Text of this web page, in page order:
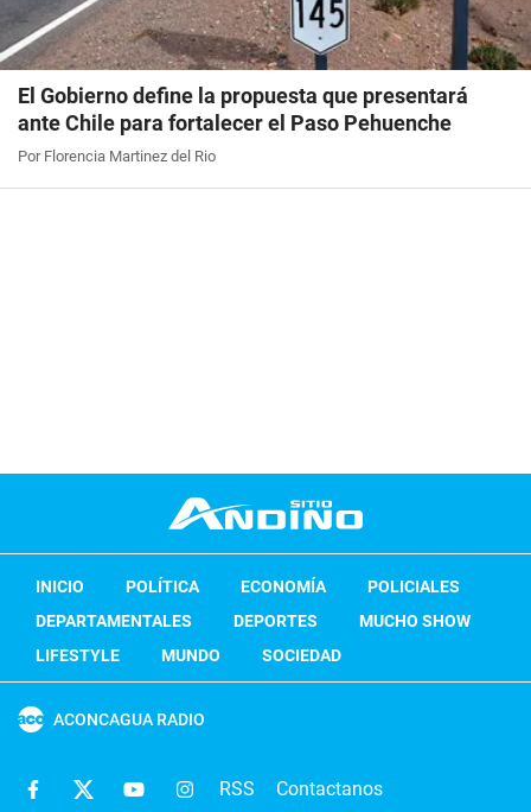
El Gobierno define la propuesta que presentará
ante Chile para fortalecer el Paso Pehuenche
Por Florencia Martinez del Rio
INICIO POLÍTICA ECONOMÍA
POLICIALES
DEPARTAMENTALES
DEPORTES
MUCHO SHOW
LIFESTYLE
MUNDO SOCIEDAD
ACONCAGUA RADIO
RSS Contactanos